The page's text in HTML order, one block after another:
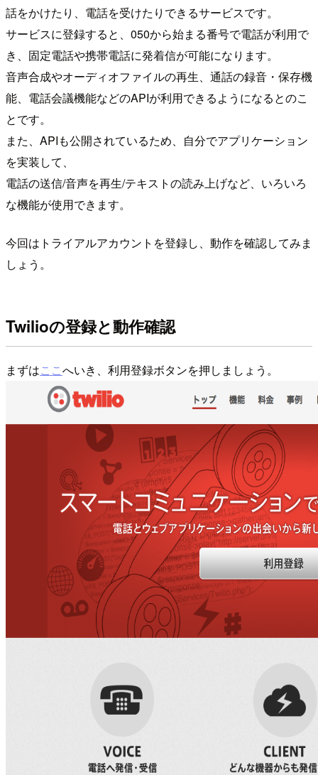
話をかけたり、電話を受けたりできるサービスです。
サービスに登録すると、050から始まる番号で電話が利用で
き、固定電話や携帯電話に発着信が可能になります。
音声合成やオーディオファイルの再生、通話の録音・保存機
能、電話会議機能などのAPIが利用できるようになるとのこ
とです。
また、APIも公開されているため、自分でアプリケーション
を実装して、
電話の送信/音声を再生/テキストの読み上げなど、いろいろ
な機能が使用できます。
今回はトライアルアカウントを登録し、動作を確認してみま
しょう。
Twilioの登録と動作確認
まずはここへいき、利用登録ボタンを押しましょう。